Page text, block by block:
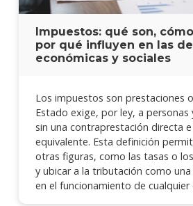
Impuestos: qué son,
por qué influyen en las
económicas y sociales
Los impuestos son prestaciones
Estado exige, por ley, a personas
sin una contraprestación directa
equivalente. Esta definición
otras figuras, como las tasas o
y ubicar a la tributación como
en el funcionamiento de cualquier